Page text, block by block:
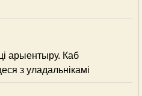
арыентыру. Каб
з уладальнікамі